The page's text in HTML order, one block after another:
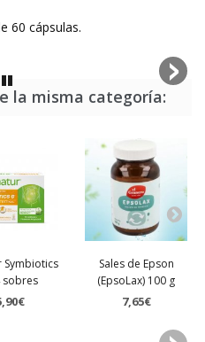
60 cápsulas.
la misma categoría:
Symbiotics
sobres
Sales de Epson
(EpsoLax) 100 g
7,65€